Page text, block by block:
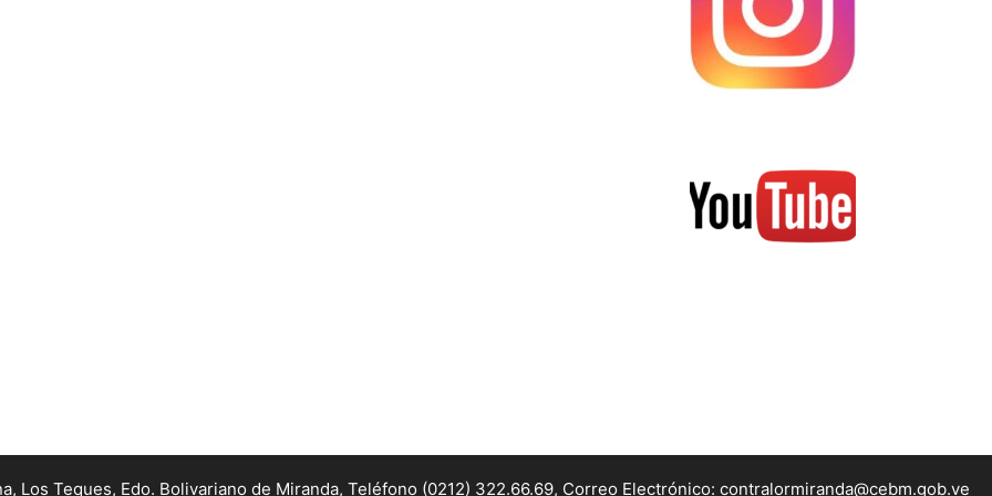
Los Teques, Edo. Bolivariano de Miranda, Teléfono (0212) 322.66.69, Correo Electrónico: contralormiranda@cebm.gob.ve